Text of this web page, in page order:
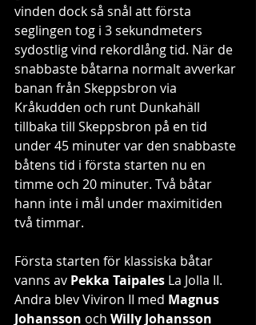
vinden dock så snål att första
seglingen tog i 3 sekundmeters
sydostlig vind rekordlång tid. När de
snabbaste båtarna normalt avverkar
banan från Skeppsbron via
Kråkudden och runt Dunkahäll
tillbaka till Skeppsbron på en tid
under 45 minuter var den snabbaste
båtens tid i första starten nu en
timme och 20 minuter. Två båtar
hann inte i mål under maximitiden
två timmar.
Första starten för klassiska båtar
vanns av Pekka Taipales La Jolla II.
Andra blev Viviron II med Magnus
Johansson och Willy Johansson